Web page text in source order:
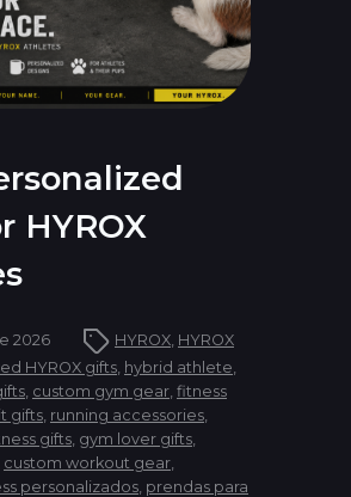
HYROX
2026 HYROX, HYROX
HYROX gifts, hybrid athlete,
, custom gym gear, fitness
gifts, running accessories,
gifts, gym lover gifts,
custom workout gear,
personalizados, prendas para